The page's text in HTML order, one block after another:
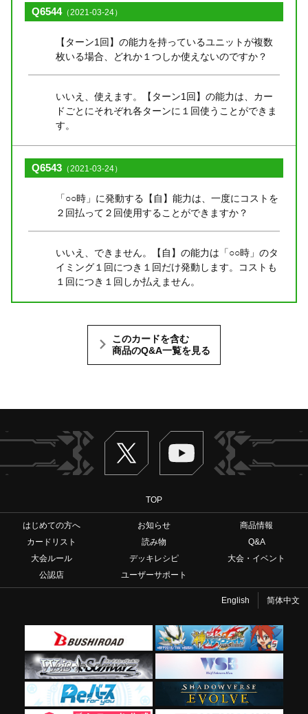
Q6544（2021-03-24）
【ターン1回】の能力を持っているユニットが複数
枚いる場合、どれか１つしか使えないのですか？
いいえ、使えます。【ターン1回】の能力は、カー
ドごとにそれぞれ各ターンに１回使うことができま
す。
Q6543 （2021-03-24）
「○○時」に発動する【自】能力は、一度にコストを
２回払って２回使用することができますか？
いいえ、できません。【自】の能力は「○○時」のタ
イミング１回につき１回だけ発動します。コストも
１回につき１回しか払えません。
このカードを含む
商品のQ&A一覧を見る
Twitter ヴァンガードch
TOP
はじめての方へ お知らせ
商品情報
カードリスト
読み物
Q&A
大会ルール
デッキレシピ
大会・イベント
公認店
ユーザーサポート
English 简体中文